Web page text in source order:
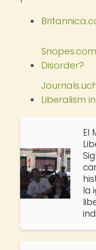
Disorder?
Liberalism
El
la